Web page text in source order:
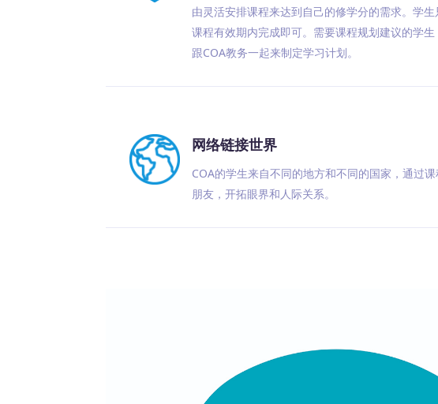
由灵活安排课程来达到自己的修学分的需求。学生
课程有效期内完成即可。需要课程规划建议的学生
跟COA教务一起来制定学习计划。
网络链接世界
COA的学生来自不同的地方和不同的国家，通过
朋友，开拓眼界和人际关系。